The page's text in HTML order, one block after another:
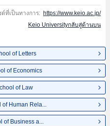
ลือกเป็นต้น,แนะนำสถานที่,การเดิน
ค้นหาข้อมูลตามอัธยาศัย
ต์ที่เป็นทางการ: https://www.keio.ac.jp/
Keio Universityกลับสู่ด้านบน
of Letters
of Economics
of Law
of Human Rela...
of Business a...